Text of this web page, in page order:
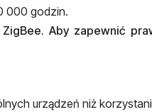
000 godzin.
Aby zapewnić
urządzeń niż